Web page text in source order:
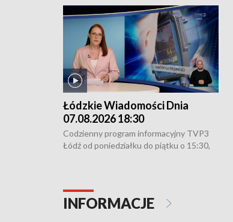
Łódzkie Wiadomości Dnia
07.08.2026 18:30
Codzienny program informacyjny TVP3
Łódź od poniedziałku do piątku o 15:30,
INFORMACJE